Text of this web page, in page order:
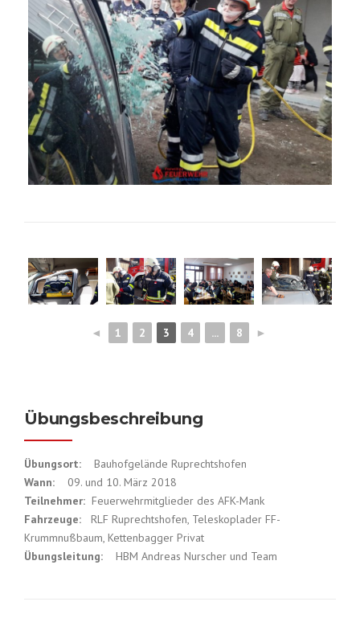
◄ 1 2 3 4 ... 8 ►
Übungsbeschreibung
Übungsort: Bauhofgelände Ruprechtshofen
Wann: 09. und 10. März 2018
Teilnehmer: Feuerwehrmitglieder des AFK-Mank
Fahrzeuge: RLF Ruprechtshofen, Teleskoplader FF-
Krummnußbaum, Kettenbagger Privat
Übungsleitung: HBM Andreas Nurscher und Team